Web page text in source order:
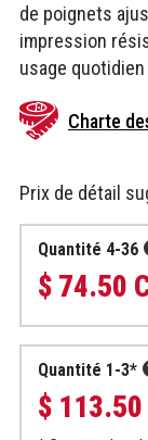
de poignets
impression
usage
Charte
Prix de détail
Quantité 4-36
$ 74.50
Quantité 1-3*
$ 113.50